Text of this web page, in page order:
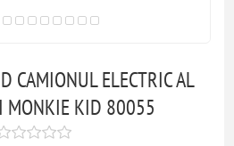
CAMIONUL ELECTRIC AL
MONKIE KID 80055